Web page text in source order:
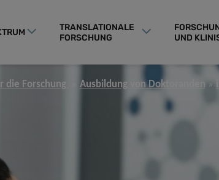
TRANSLATIONALE
FORSCHUNG
UND
die Forschung Ausbildung von Doktoranden